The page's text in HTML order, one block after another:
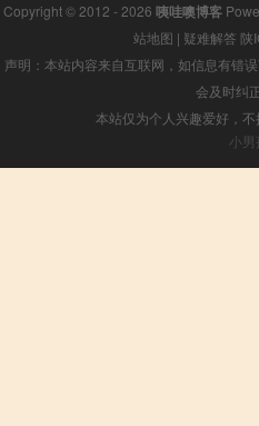
Copyright © 2012 - 2026 咦哇噢博客
站地图 | 疑难解答 陕
声明：本站内容来自互联网，如信息有错
会及时纠
本站仅为个人兴趣爱好，
小男